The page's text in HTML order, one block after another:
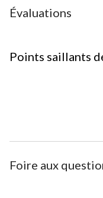
Évaluations
Points saillants
Foire aux